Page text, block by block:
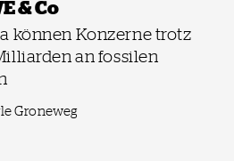
& Co
können Konzerne trotz
an fossilen
Groneweg